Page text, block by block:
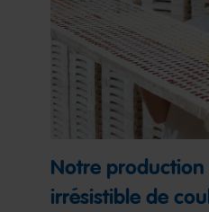
Notre
irrésistible de